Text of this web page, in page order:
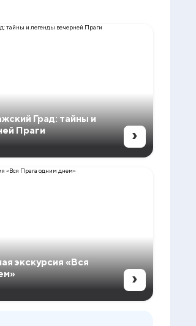
Град: тайны и
Праги
›
экскурсия «Вся
›